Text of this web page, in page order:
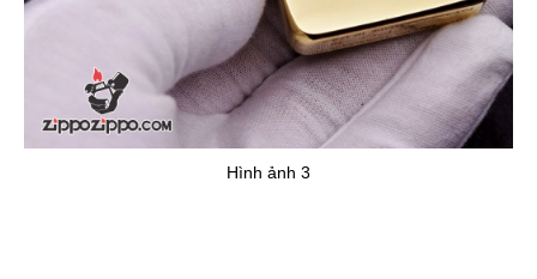
Hình ảnh 3